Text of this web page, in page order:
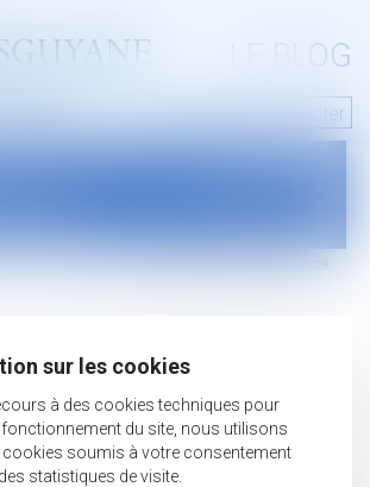
LE BLOG
Nous contacter
Cayenne Cedex
45 35
Mentions légales
sur les cookies
à des cookies techniques pour
du site, nous utilisons
cookies soumis à votre consentement
statistiques de visite.